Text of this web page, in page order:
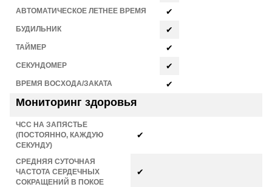
АВТОМАТИЧЕСКОЕ ЛЕТНЕЕ ВРЕМЯ ✔
БУДИЛЬНИК ✔
ТАЙМЕР ✔
СЕКУНДОМЕР ✔
ВРЕМЯ ВОСХОДА/ЗАКАТА ✔
Мониторинг здоровья
ЧСС НА ЗАПЯСТЬЕ
(ПОСТОЯННО, КАЖДУЮ
СЕКУНДУ)
✔
СРЕДНЯЯ СУТОЧНАЯ
ЧАСТОТА СЕРДЕЧНЫХ
СОКРАЩЕНИЙ В ПОКОЕ
✔